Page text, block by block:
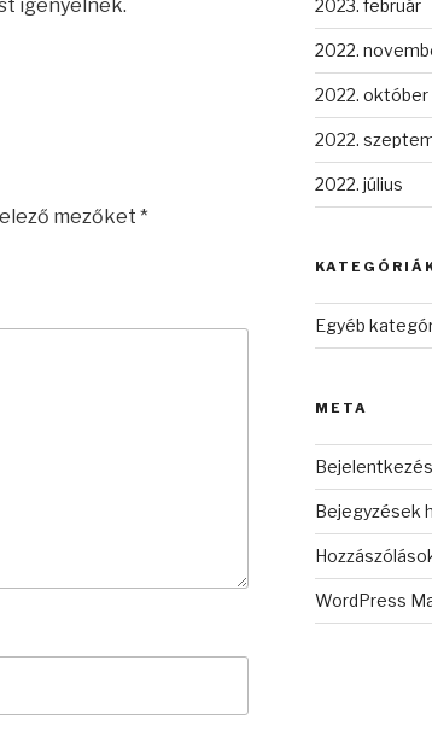
igényelnek.
mezőket *
2023. február
2022.
2022. október
2022.
2022. július
Egyéb
META
Bejelentkezés
Bejegyzések
WordPress